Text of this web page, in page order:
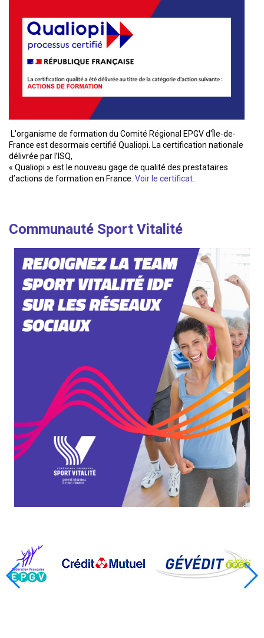
L'organisme de formation du Comité Régional EPGV d'Île-de-
France est desormais certifié Qualiopi. La certification nationale
délivrée par l’ISQ,
« Qualiopi » est le nouveau gage de qualité des prestataires
d’actions de formation en France. Voir le certificat.
Communauté Sport Vitalité